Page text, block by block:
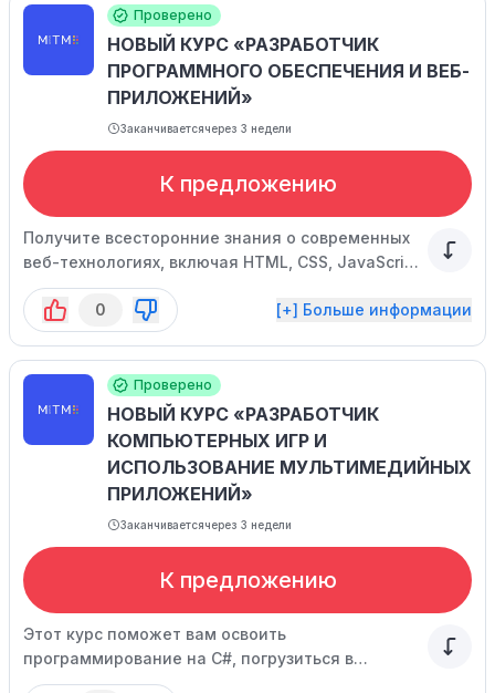
данных и внедрять инновационные методы
работы.
Проверено
НОВЫЙ КУРС «РАЗРАБОТЧИК
ПРОГРАММНОГО ОБЕСПЕЧЕНИЯ И ВЕБ-
ПРИЛОЖЕНИЙ»
Заканчиваетсячерез 3 недели
К предложению
Получите всесторонние знания о современных
веб-технологиях, включая HTML, CSS, JavaScript
и React.js, для создания интерактивных и
привлекательных пользовательских
интерфейсов. Приобретите основы бэкенда,
архитектуры программных систем и принципы
тестирования.
0 [+] Больше информации
Проверено
НОВЫЙ КУРС «РАЗРАБОТЧИК
КОМПЬЮТЕРНЫХ ИГР И
ИСПОЛЬЗОВАНИЕ МУЛЬТИМЕДИЙНЫХ
ПРИЛОЖЕНИЙ»
Заканчиваетсячерез 3 недели
К предложению
Этот курс поможет вам освоить
программирование на C#, погрузиться в
объектно-ориентированное программирование